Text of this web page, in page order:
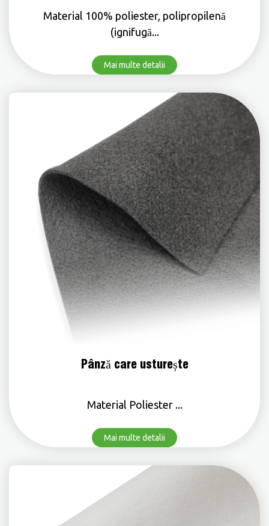
Material 100% poliester, polipropilenă
(ignifugă...
Mai multe detalii
Pânză care usturește
Material Poliester ...
Mai multe detalii